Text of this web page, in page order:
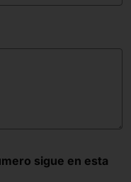
sigue en esta